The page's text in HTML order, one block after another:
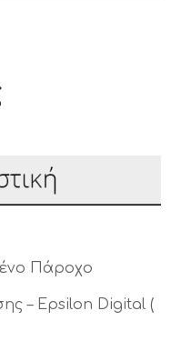
Πάροχο
– Epsilon Digital (